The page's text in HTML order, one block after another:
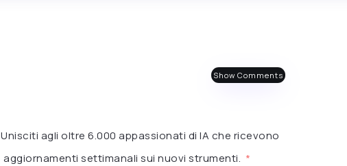
Show Comments
Unisciti agli oltre 6.000 appassionati di IA che ricevono
aggiornamenti settimanali sui nuovi strumenti.